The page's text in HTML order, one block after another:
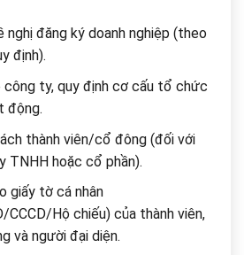
nghị đăng ký doanh nghiệp (theo
định).
công ty, quy định cơ cấu tổ chức
động.
thành viên/cổ đông (đối với
TNHH hoặc cổ phần).
giấy tờ cá nhân
CCCD/Hộ chiếu) của thành viên,
và người đại diện.